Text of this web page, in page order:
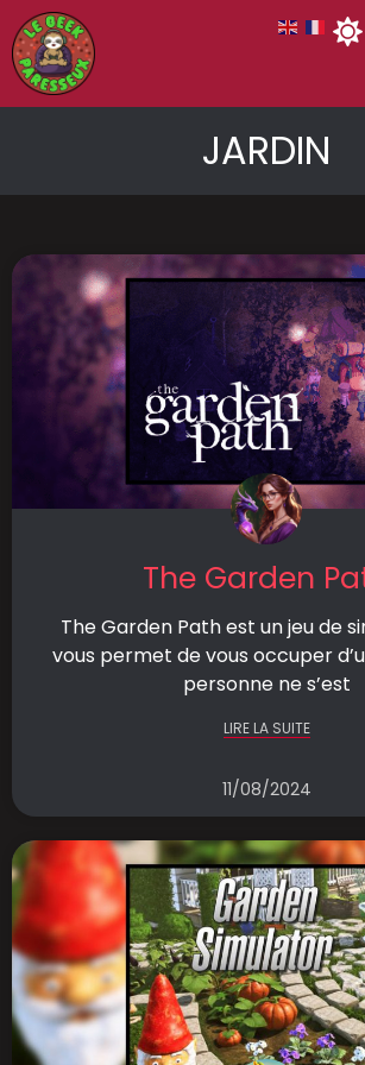
JARDIN
The Garden
The Garden Path est un jeu de
vous permet de vous occuper
personne ne s’est
LIRE LA SUITE
11/08/2024